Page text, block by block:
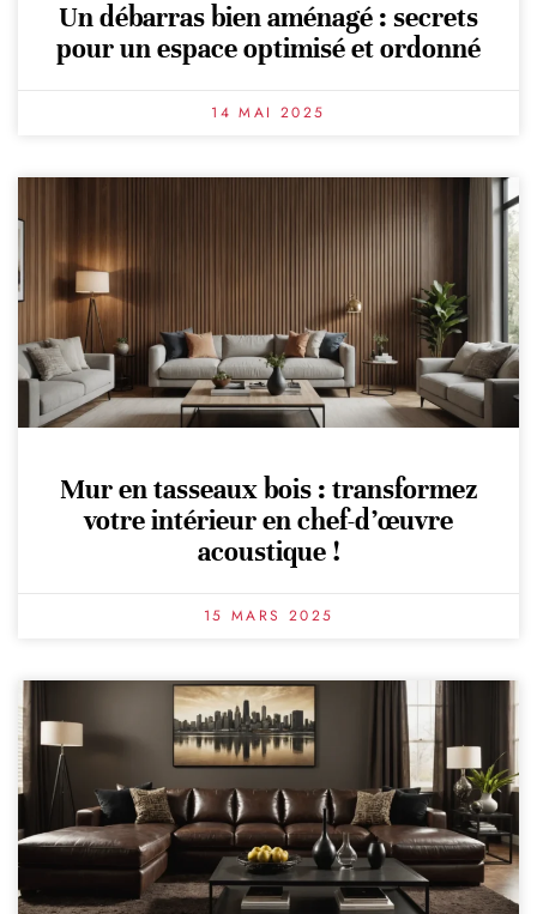
Un débarras bien aménagé : secrets
pour un espace optimisé et ordonné
14 MAI 2025
Mur en tasseaux bois : transformez
votre intérieur en chef-d’œuvre
acoustique !
15 MARS 2025